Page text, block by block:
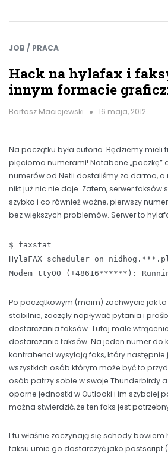
JOB / PRACA
Hack na hylafax i
innym formacie
Bartosz Maciejewski 16 maja, 2012
Na początku była euforia. Będziemy mieli
pięcioma numerami! Notabene „paczkę”
numerów od Netii dostaliśmy za darmo, a
nikt już nic nie daje. Zatem, serwer faksów
szybko i co również ważne, pierwszy
bez większych problemów. Serwer to
$ faxstat
HylaFAX scheduler on
Modem tty00 (+48616******):
Po początkowym (moim) zachwycie jak to
stabilnie, zaczęły napływać pytania i
dostarczania faksów. Tutaj małe
dostarczanie faksów. Na jeden numer do
kontrahenci wysyłają faks, który
wszystkich osób którym może być to
osób patrzy sobie w swoje Thunderbirdy
oporne jednostki w Outlooki i im szybciej
można stwierdzić, że ten faks jest
I tu właśnie zaczynają się schody
faksu umie go dostarczyć jako postscript